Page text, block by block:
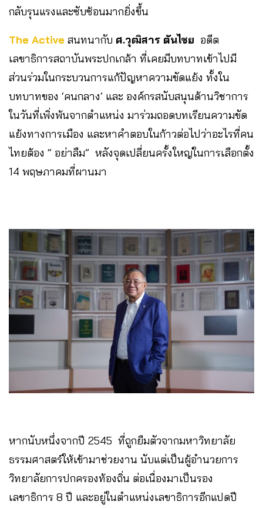
กลับรุนแรงและซับซ้อนมากยิ่งขึ้น
The Active สนทนากับ ศ.วุฒิสาร ตันไชย อดีต
เลขาธิการสถาบันพระปกเกล้า ที่เคยมีบทบาทเข้าไปมี
ส่วนร่วมในกระบวนการแก้ปัญหาความขัดแย้ง ทั้งใน
บทบาทของ ‘คนกลาง’ และ องค์กรสนับสนุนด้านวิชาการ
ในวันที่เพิ่งพ้นจากตำแหน่ง มาร่วมถอดบทเรียนความขัด
แย้งทางการเมือง และหาคำตอบในก้าวต่อไปว่าอะไรที่คน
ไทยต้อง “ อย่าลืม” หลังจุดเปลี่ยนครั้งใหญ่ในการเลือกตั้ง
14 พฤษภาคมที่ผานมา
หากนับหนึ่งจากปี 2545 ที่ถูกยืมตัวจากมหาวิทยาลัย
ธรรมศาสตร์ให้เข้ามาช่วยงาน นับแต่เป็นผู้อำนวยการ
วิทยาลัยการปกครองท้องถิ่น ต่อเนื่องมาเป็นรอง
เลขาธิการ 8 ปี และอยู่ในตำแหน่งเลขาธิการอีกแปดปี